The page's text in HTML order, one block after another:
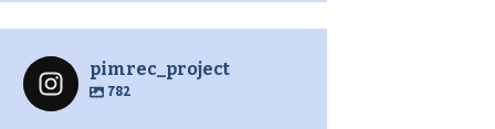
pimrec_project
782